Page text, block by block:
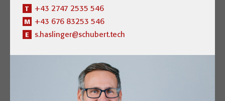
T +43 2747 2535 546
M +43 676 83253 546
E s.haslinger@schubert.tech